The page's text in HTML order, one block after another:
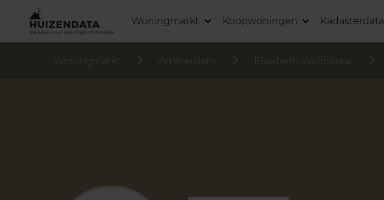
Woningmarkt Koopwoningen Kadasterdata
Woningmarkt Amsterdam Elisabeth Wolffstraat